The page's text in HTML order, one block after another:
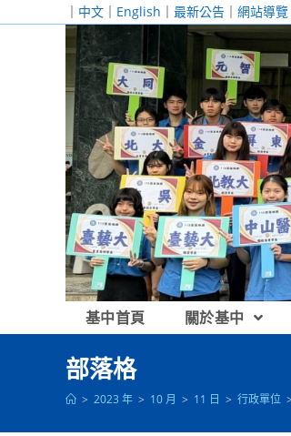
｜ 中文 ｜ English ｜ 最新公告 ｜ 網站導覽
基中首頁 關於基中
部落格
> 2023 年 > 10 月 > 11 日 > 行政單位